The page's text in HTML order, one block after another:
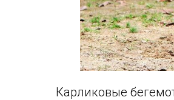
Карликовые